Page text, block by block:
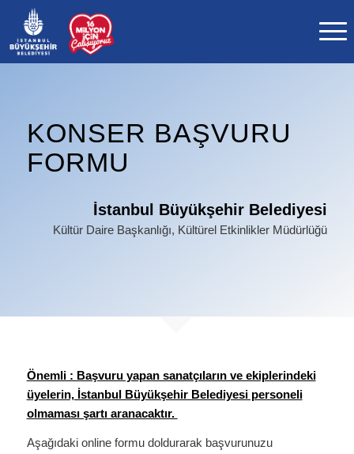
KONSER BAŞVURU
FORMU
İstanbul Büyükşehir Belediyesi
Kültür Daire Başkanlığı, Kültürel Etkinlikler Müdürlüğü
Önemli : Başvuru yapan sanatçıların ve ekiplerindeki
üyelerin, İstanbul Büyükşehir Belediyesi personeli
olmaması şartı aranacaktır.
Aşağıdaki online formu doldurarak başvurunuzu